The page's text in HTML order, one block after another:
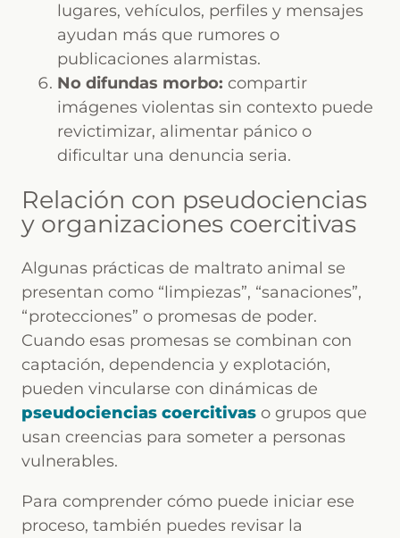
lugares, vehículos, perfiles y mensajes
ayudan más que rumores o
publicaciones alarmistas.
No difundas morbo: compartir
imágenes violentas sin contexto puede
revictimizar, alimentar pánico o
dificultar una denuncia seria.
Relación con pseudociencias
y organizaciones coercitivas
Algunas prácticas de maltrato animal se
presentan como “limpiezas”, “sanaciones”,
“protecciones” o promesas de poder.
Cuando esas promesas se combinan con
captación, dependencia y explotación,
pueden vincularse con dinámicas de
pseudociencias coercitivas o grupos que
usan creencias para someter a personas
vulnerables.
Para comprender cómo puede iniciar ese
proceso, también puedes revisar la